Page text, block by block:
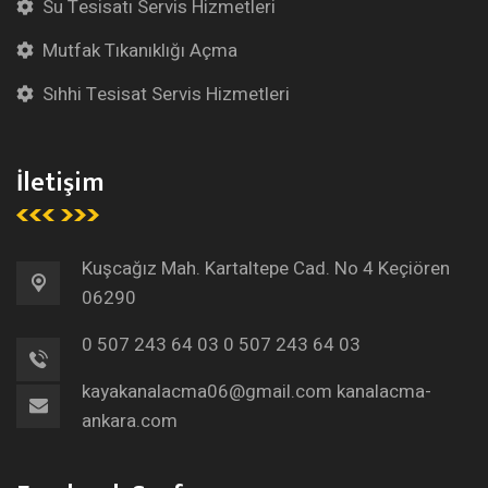
Su Tesisatı Servis Hizmetleri
Mutfak Tıkanıklığı Açma
Sıhhi Tesisat Servis Hizmetleri
İletişim
Kuşcağız Mah. Kartaltepe Cad. No 4 Keçiören
06290
0 507 243 64 03 0 507 243 64 03
kayakanalacma06@gmail.com kanalacma-
ankara.com